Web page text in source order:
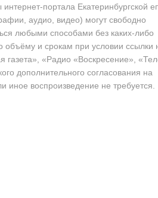
портала Екатеринбургской
аудио, видео) могут свободно
любыми способами без каких-либо
объёму и срокам при условии ссылки
газета», «Радио «Воскресение»,
дополнительного согласования на
иное воспроизведение не требуется.